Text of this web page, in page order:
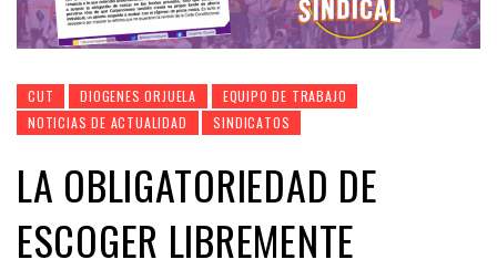
CUT DIOGENES ORJUELA
EQUIPO DE TRABAJO
NOTICIAS DE ACTUALIDAD
SINDICATOS
LA OBLIGATORIEDAD DE
ESCOGER LIBREMENTE